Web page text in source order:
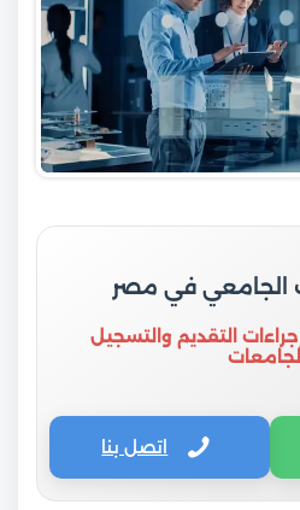
الجامعي في مصر
التقديم والتسجيل
اتصل بنا